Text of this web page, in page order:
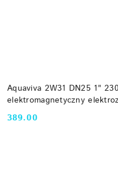
Aquaviva 2W31 DN25 1"
elektromagnetyczny
Cena:
389.00